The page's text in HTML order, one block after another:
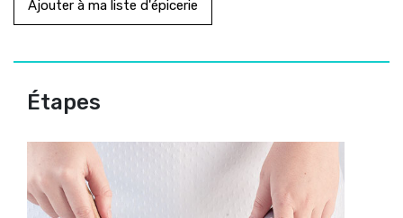
Ajouter à ma liste d'épicerie
Étapes